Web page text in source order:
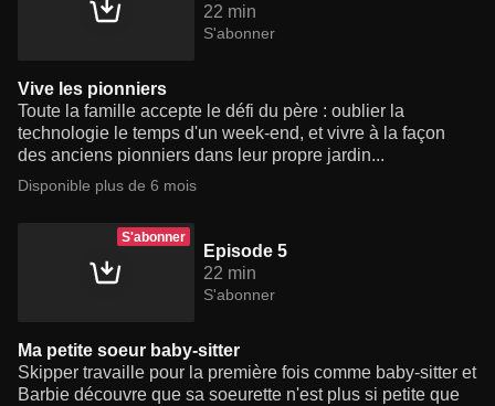
22 min
S'abonner
Vive les pionniers
Toute la famille accepte le défi du père : oublier la
technologie le temps d'un week-end, et vivre à la façon
des anciens pionniers dans leur propre jardin...
Disponible plus de 6 mois
S'abonner
Episode 5
22 min
S'abonner
Ma petite soeur baby-sitter
Skipper travaille pour la première fois comme baby-sitter et
Barbie découvre que sa soeurette n'est plus si petite que